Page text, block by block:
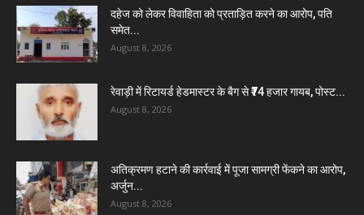
दहेज को लेकर विवाहिता को प्रताड़ित करने का आरोप, पति
समेत...
August 8, 2026
रेवाड़ी में रिटायर्ड हेडमास्टर के बैग से ₹74 हजार गायब, पोस्ट...
August 8, 2026
अतिक्रमण हटाने की कार्रवाई में पूजा सामग्री फेंकने का आरोप,
अर्जुन...
August 8, 2026